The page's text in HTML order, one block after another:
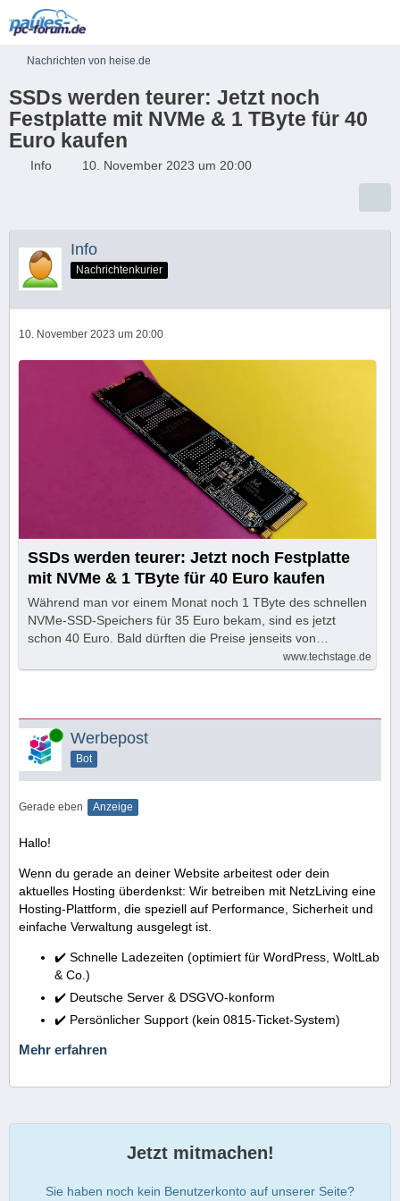
Nachrichten von heise.de
SSDs werden teurer: Jetzt noch
Festplatte mit NVMe & 1 TByte für 40
Euro kaufen
Info 10. November 2023 um 20:00
Info
Nachrichtenkurier
10. November 2023 um 20:00
SSDs werden teurer: Jetzt noch Festplatte
mit NVMe & 1 TByte für 40 Euro kaufen
Während man vor einem Monat noch 1 TByte des schnellen
NVMe-SSD-Speichers für 35 Euro bekam, sind es jetzt
schon 40 Euro. Bald dürften die Preise jenseits von…
www.techstage.de
Online Werbepost
Bot
Gerade eben Anzeige
Hallo!
Wenn du gerade an deiner Website arbeitest oder dein
aktuelles Hosting überdenkst: Wir betreiben mit NetzLiving eine
Hosting-Plattform, die speziell auf Performance, Sicherheit und
einfache Verwaltung ausgelegt ist.
✔️ Schnelle Ladezeiten (optimiert für WordPress, WoltLab
& Co.)
✔️ Deutsche Server & DSGVO-konform
✔️ Persönlicher Support (kein 0815-Ticket-System)
Mehr erfahren
Jetzt mitmachen!
Sie haben noch kein Benutzerkonto auf unserer Seite?